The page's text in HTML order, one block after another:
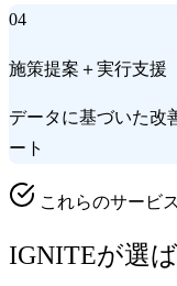
04
施策提案＋実行支援
データに基づいた改
ート
これらのサービ
IGNITEが選